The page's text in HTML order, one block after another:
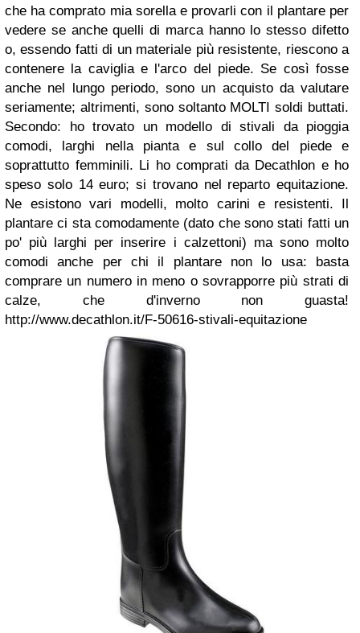
che ha comprato mia sorella e provarli con il plantare per
vedere se anche quelli di marca hanno lo stesso difetto
o, essendo fatti di un materiale più resistente, riescono a
contenere la caviglia e l'arco del piede. Se così fosse
anche nel lungo periodo, sono un acquisto da valutare
seriamente; altrimenti, sono soltanto MOLTI soldi buttati.
Secondo: ho trovato un modello di stivali da pioggia
comodi, larghi nella pianta e sul collo del piede e
soprattutto femminili. Li ho comprati da Decathlon e ho
speso solo 14 euro; si trovano nel reparto equitazione.
Ne esistono vari modelli, molto carini e resistenti. Il
plantare ci sta comodamente (dato che sono stati fatti un
po' più larghi per inserire i calzettoni) ma sono molto
comodi anche per chi il plantare non lo usa: basta
comprare un numero in meno o sovrapporre più strati di
calze, che d'inverno non guasta!
http://www.decathlon.it/F-50616-stivali-equitazione